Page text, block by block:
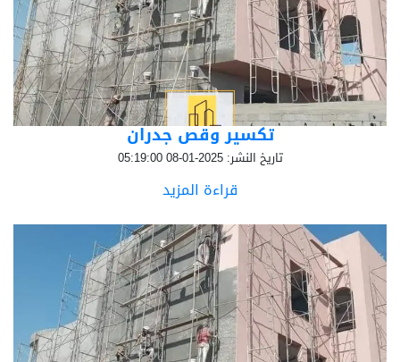
تكسير وقص جدران
تاريخ النشر: 2025-01-08 05:19:00
قراءة المزيد